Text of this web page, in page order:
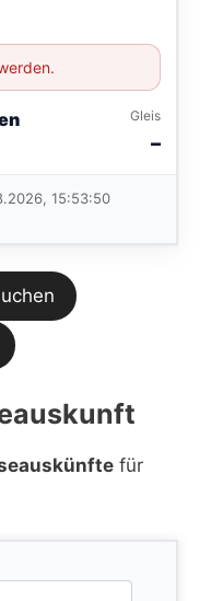
Gleis
–
15:53:50
für